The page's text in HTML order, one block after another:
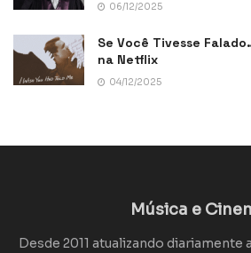
06/12/2025
Se Você Tivesse
na Netflix
04/12/2025
Música e
Desde 2011 atualizando diariamente